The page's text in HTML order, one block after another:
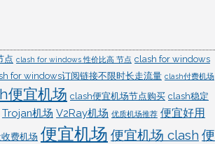
点 clash for windows 性价比高 节点 clash for windows
for windows订阅链接不限时长走流量 clash付费机场
便宜机场 clash便宜机场节点购买 clash稳定
Trojan机场 V2Ray机场 优质机场推荐 便宜好用
费机场 便宜机场 便宜机场 clash 便